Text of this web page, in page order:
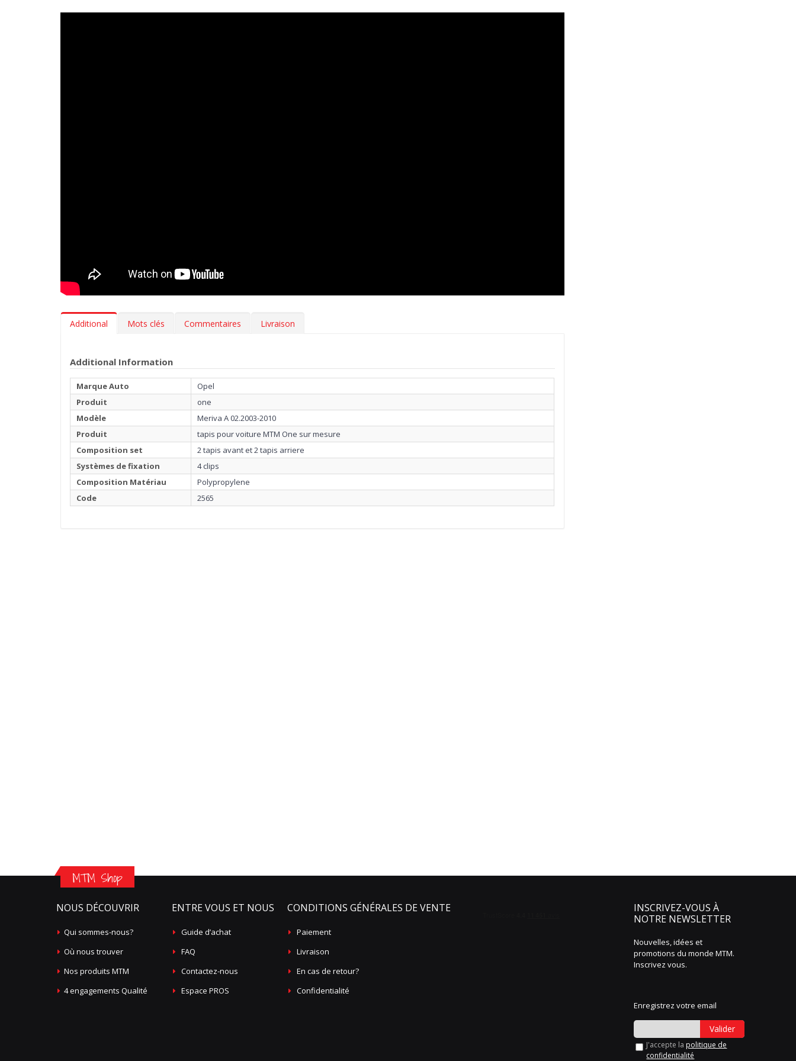
Additional Mots clés Commentaires Livraison
Additional Information
Marque Auto
Opel
Produit
one
Modèle
Meriva A 02.2003-2010
Produit
tapis pour voiture MTM One sur mesure
Composition set
2 tapis avant et 2 tapis arriere
Systèmes de fixation
4 clips
Composition Matériau
Polypropylene
Code
2565
MTM Shop
NOUS DÉCOUVRIR
Qui sommes-nous?
Où nous trouver
Nos produits MTM
4 engagements Qualité
ENTRE VOUS ET NOUS
Guide d’achat
FAQ
Contactez-nous
Espace PROS
CONDITIONS GÉNÉRALES DE VENTE
Paiement
Livraison
En cas de retour?
Confidentialité
INSCRIVEZ-VOUS À
NOTRE NEWSLETTER
Nouvelles, idées et
promotions du monde MTM.
Inscrivez vous.
Enregistrez votre email
Valider
J'accepte la politique de
confidentialité